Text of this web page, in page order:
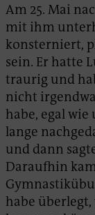
Am 25. Mai
mit ihm
konsterniert,
sein. Er hatte
traurig und
nicht
habe, egal wie
lange
und dann
Daraufhin
habe